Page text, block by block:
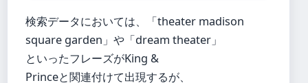
検索データにおいては、「theater madison
square garden」や「dream theater」
といったフレーズがKing &
Princeと関連付けて出現するが、